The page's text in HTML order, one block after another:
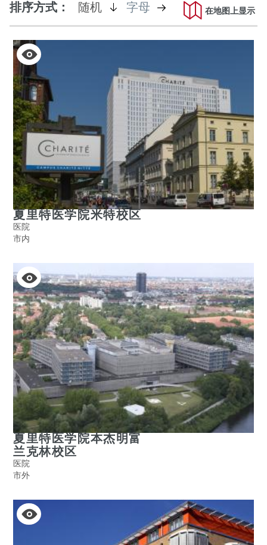
排序方式： 随机
是
字母 不
在地图上显示
夏里特医学院米特校区
医院
市内
夏里特医学院本杰明富
兰克林校区
医院
市外